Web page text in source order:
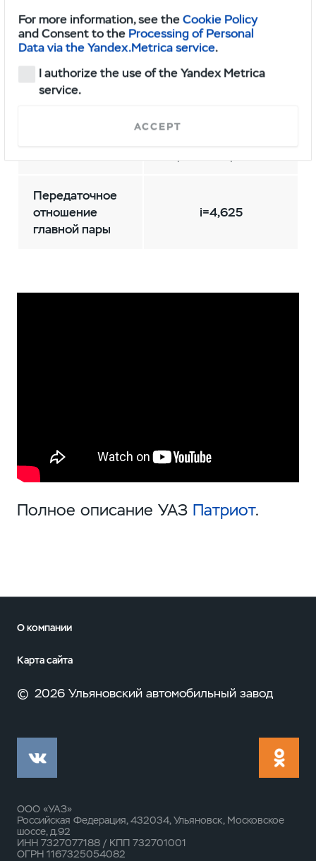
Раздаточная
коробка
2-ступенчатая
с электрическим
приводом
пониженной
Передаточное
отношение
главной пары
i=4,625
Полное описание УАЗ Патриот.
О компании
Карта сайта
© 2026 Ульяновский автомобильный завод
ООО «УАЗ»
Российская Федерация, 432034, Ульяновск, Московское
шоссе, д.92
ИНН 7327077188 / КПП 732701001
ОГРН 1167325054082
For more information, see theCookie Policy
and Consent to the Processing of Personal
Data via the Yandex.Metrica service.
I authorize the use of the Yandex Metrica
service.
ACCEPT